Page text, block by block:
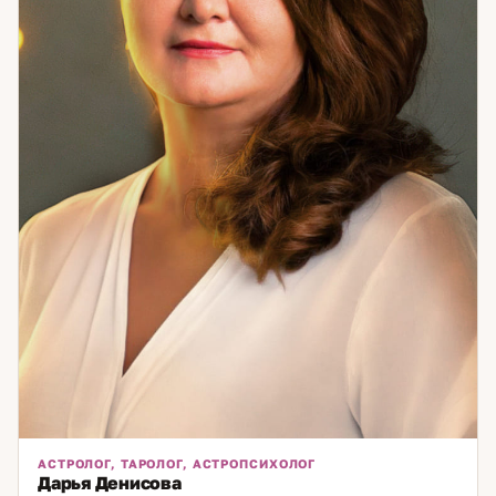
АСТРОЛОГ, ТАРОЛОГ, АСТРОПСИХОЛОГ
Дарья Денисова